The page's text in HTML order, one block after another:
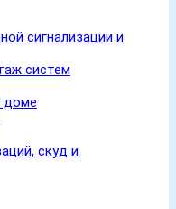
сигнализации и
систем
доме
скуд и